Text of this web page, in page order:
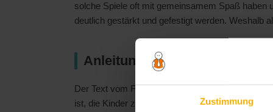
Zustimmung
solche Spiele oft mit gemeinsamem Spaß haben
deutlich gestärkt und gefestigt werden. Weshalb
Anleitung Fingerspiel Zehn
Der Text vom Fingerspiel Zehn kleine
ist, die Kinder zu animieren, die Bewegung der